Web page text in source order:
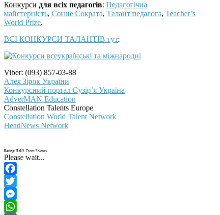
Конкурси для всіх педагогів: Педагогічна
майстерність, Сонце Сократа, Талант педагога, Teacher’s
World Prize.
ВСІ КОНКУРСИ ТАЛАНТІВ тут:
Viber: (093) 857-03-88
Алея Зірок України
Конкурсний портал Сузір’я Україна
AdverMAN Education
Constellation Talents Europe
Constellation World Talent Network
HeadNews Network
Rating: 5.0/5. From 3 votes.
Please wait...
Facebook
Twitter
Messenger